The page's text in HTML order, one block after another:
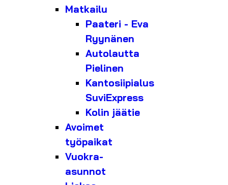
Matkailu
Paateri - Eva
Ryynänen
Autolautta
Pielinen
Kantosiipialus
SuviExpress
Kolin jäätie
Avoimet
työpaikat
Vuokra-
asunnot